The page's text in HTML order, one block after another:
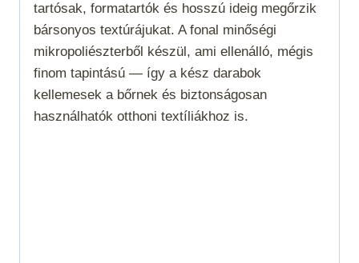
tartósak, formatartók és hosszú ideig megőrzik
bársonyos textúrájukat. A fonal minőségi
mikropoliészterből készül, ami ellenálló, mégis
finom tapintású — így a kész darabok
kellemesek a bőrnek és biztonságosan
használhatók otthoni textíliákhoz is.